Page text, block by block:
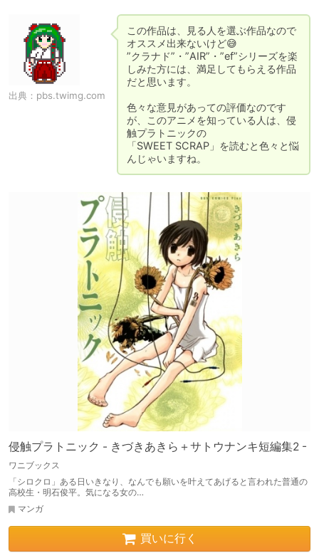
出典： pbs.twimg.com
この作品は、見る人を選ぶ作品なので
オススメ出来ないけど😅
”クラナド”・”AIR”・”ef”シリーズを楽
しみた方には、満足してもらえる作品
だと思います。
色々な意見があっての評価なのです
が、このアニメを知っている人は、侵
触プラトニックの
「SWEET SCRAP」を読むと色々と悩
んじゃいますね。
侵触プラトニック - きづきあきら＋サトウナンキ短編集2 -
ワニブックス
「シロクロ」ある日いきなり、なんでも願いを叶えてあげると言われた普通の
高校生・明石俊平。気になる女の…
マンガ
買いに行く